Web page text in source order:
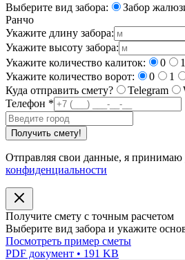
Выберите вид забора:
Забор
Ранчо
Укажите длину забора:
Укажите высоту забора:
Укажите количество калиток:
0 1
Укажите количество ворот:
0 1
Куда отправить смету?
Telegram
Телефон *
Получить смету!
Отправляя свои данные, я принимаю
конфиденциальности
Получите смету с точным расчетом
Выберите вид забора и укажите
Посмотреть пример сметы
PDF документ • 191 KB